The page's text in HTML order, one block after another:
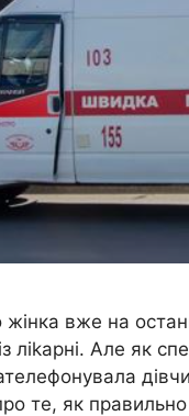
вже на
ліkарні. Але як
те, як